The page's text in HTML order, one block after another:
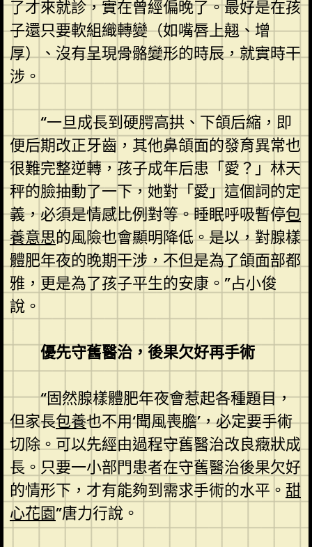
了才來就診，實在曾經偏晚了。最好是在孩
子還只要軟組織轉變（如嘴唇上翹、增
厚）、沒有呈現骨骼變形的時辰，就實時干
涉。
“一旦成長到硬腭高拱、下頜后縮，即
便后期改正牙齒，其他鼻頜面的發育異常也
很難完整逆轉，孩子成年后患「愛？」林天
秤的臉抽動了一下，她對「愛」這個詞的定
義，必須是情感比例對等。睡眠呼吸暫停包
養意思的風險也會顯明降低。是以，對腺樣
體肥年夜的晚期干涉，不但是為了頜面部都
雅，更是為了孩子平生的安康。”占小俊
說。
優先守舊醫治，後果欠好再手術
“固然腺樣體肥年夜會惹起各種題目，
但家長包養也不用‘聞風喪膽’，必定要手術
切除。可以先經由過程守舊醫治改良癥狀成
長。只要一小部門患者在守舊醫治後果欠好
的情形下，才有能夠到需求手術的水平。 甜
心花園”唐力行說。